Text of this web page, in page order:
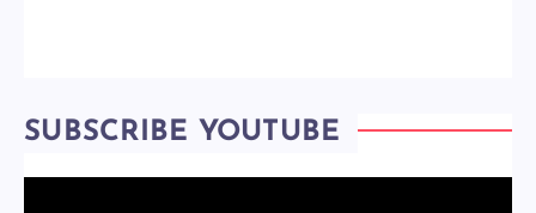
SUBSCRIBE YOUTUBE